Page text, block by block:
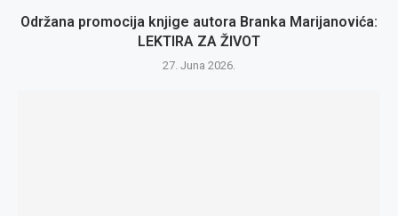
Održana promocija knjige autora Branka Marijanovića:
LEKTIRA ZA ŽIVOT
27. Juna 2026.